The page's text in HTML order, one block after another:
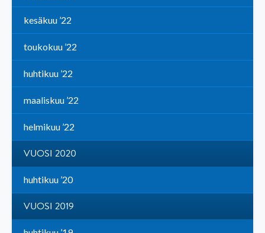
kesäkuu ’22
toukokuu ’22
huhtikuu ’22
maaliskuu ’22
helmikuu ’22
VUOSI 2020
huhtikuu ’20
VUOSI 2019